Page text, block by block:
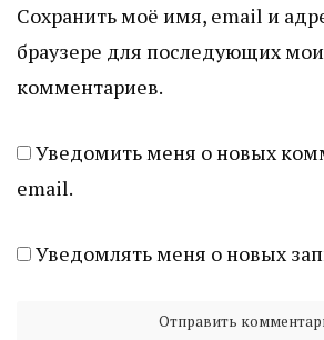
Сохранить моё имя, email и
браузере для последующих
комментариев.
Уведомить меня о новых
email.
Уведомлять меня о новых